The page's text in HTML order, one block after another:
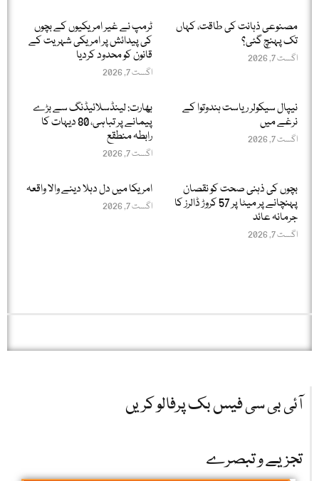
مصنوعی ذہانت کی طاقت، کہاں
تک پہنچ گئی؟
اگست 7, 2026
ٹرمپ نے غیر امریکیوں کے بچوں
کی پیدائش پر امریکی شہریت کے
قانون کو محدود کردیا
اگست 7, 2026
نیپال سیکولر ریاست ہندوتوا کے
نرغے میں
اگست 7, 2026
بھارت: لینڈسلائیڈنگ سے بڑے
پیمانے پر تباہی، 80 دیہات کا
رابطہ منطقع
اگست 7, 2026
بچوں کی ذہنی صحت کو نقصان
پہنچانے پر میٹا پر 57 کروڑ ڈالرز کا
جرمانہ عائد
اگست 7, 2026
امریکا میں دل دہلا دینے والا واقعہ
اگست 7, 2026
آئی بی سی فیس بک پرفالو کریں
تجزیے و تبصرے